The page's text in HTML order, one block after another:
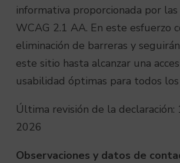
informativa proporcionada por
WCAG 2.1 AA. En este esfuerzo
eliminación de barreras y
este sitio hasta alcanzar una
usabilidad óptimas para todos
Última revisión de la
2026
Observaciones y datos de